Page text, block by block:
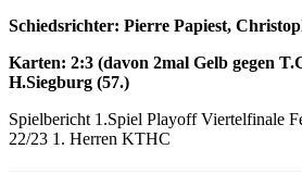
Schiedsrichter: Pierre Papiest,
Karten: 2:3 (davon 2mal Gelb gegen
H.Siegburg (57.)
Spielbericht 1.Spiel Playoff Viertelfinale
22/23 1. Herren KTHC